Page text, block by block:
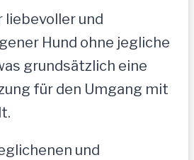
liebevoller und
Hund ohne jegliche
grundsätzlich eine
für den Umgang mit
und